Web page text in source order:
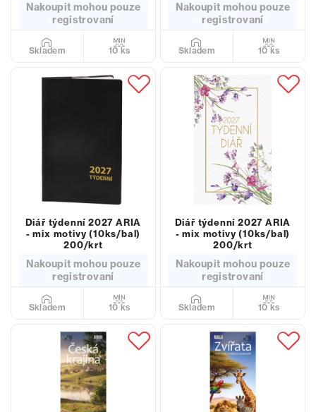
Nakoupit mohou pouze
registrovaní
Skladem 10 ks
Nakoupit mohou pouze
registrovaní
Skladem 10 ks
Diář týdenní 2027 ARIA
- mix motivy (10ks/bal)
200/krt
Nakoupit mohou pouze
registrovaní
Skladem 10 ks
Diář týdenní 2027 ARIA
- mix motivy (10ks/bal)
200/krt
Nakoupit mohou pouze
registrovaní
Skladem 10 ks